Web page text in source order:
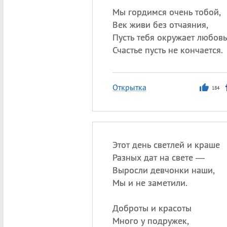
Мы гордимся очень тобой,
Век живи без отчаяния,
Пусть тебя окружает
Счастье пусть не кончается.
Открытка 184
Этот день светлей и краше
Разных дат на свете —
Выросли девчонки наши,
Мы и не заметили.
Доброты и красоты
Много у подружек,